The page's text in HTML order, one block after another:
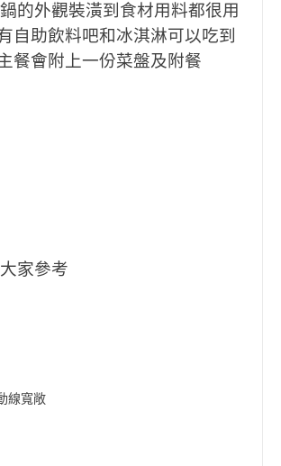
的外觀裝潢到食材用料都很用
自助飲料吧和冰淇淋可以吃到
餐會附上一份菜盤及附餐
家參考
線寬敞